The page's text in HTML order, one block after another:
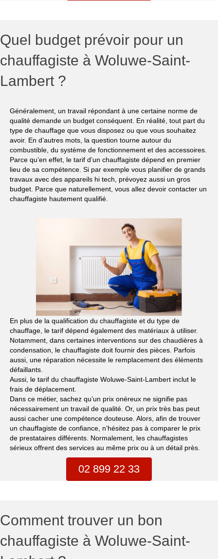
Quel budget prévoir pour un
chauffagiste à Woluwe-Saint-
Lambert ?
Généralement, un travail répondant à une certaine norme de
qualité demande un budget conséquent. En réalité, tout part du
type de chauffage que vous disposez ou que vous souhaitez
avoir. En d’autres mots, la question tourne autour du
combustible, du système de fonctionnement et des accessoires.
Parce qu’en effet, le tarif d’un chauffagiste dépend en premier
lieu de sa compétence. Si par exemple vous planifier de grands
travaux avec des appareils hi tech, prévoyez aussi un gros
budget. Parce que naturellement, vous allez devoir contacter un
chauffagiste hautement qualifié.
En plus de la qualification du chauffagiste et du type de
chauffage, le tarif dépend également des matériaux à utiliser.
Notamment, dans certaines interventions sur des chaudières à
condensation, le chauffagiste doit fournir des pièces. Parfois
aussi, une réparation nécessite le remplacement des éléments
défaillants.
Aussi, le tarif du chauffagiste Woluwe-Saint-Lambert inclut le
frais de déplacement.
Dans ce métier, sachez qu’un prix onéreux ne signifie pas
nécessairement un travail de qualité. Or, un prix très bas peut
aussi cacher une compétence douteuse. Alors, afin de trouver
un chauffagiste de confiance, n’hésitez pas à comparer le prix
de prestataires différents. Normalement, les chauffagistes
sérieux offrent des services au même prix ou à un détail près.
02 899 22 33
Comment trouver un bon
chauffagiste à Woluwe-Saint-